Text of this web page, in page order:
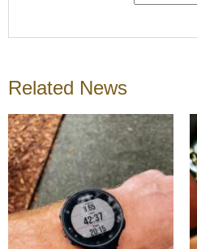
Related News